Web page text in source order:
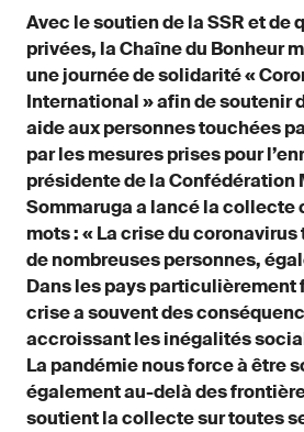
Avec le soutien de la SSR et de
privées, la Chaîne du Bonheur
une journée de solidarité «
International » afin de soutenir
aide aux personnes touchées
par les mesures prises pour
présidente de la Confédération
Sommaruga a lancé la collecte
mots : « La crise du
de nombreuses personnes,
Dans les pays
crise a souvent des
accroissant les inégalités
La pandémie nous force à être
également au-delà des
soutient la collecte sur toutes